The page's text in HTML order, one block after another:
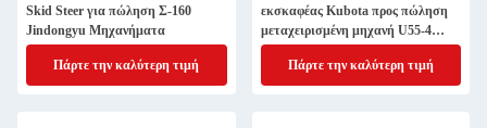
Skid Steer για πώληση Σ-160
Jindongyu Μηχανήματα
Πάρτε την καλύτερη τιμή
εκσκαφέας Kubota προς πώληση
μεταχειρισμένη μηχανή U55-4
Jindongyu
Πάρτε την καλύτερη τιμή